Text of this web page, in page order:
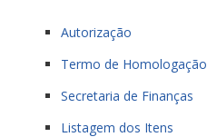
Autorização
Termo de Homologação
Secretaria de Finanças
Listagem dos Itens